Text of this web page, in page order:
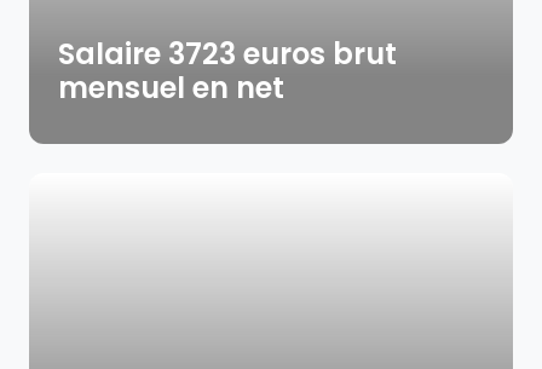
Salaire 3723 euros brut
mensuel en net